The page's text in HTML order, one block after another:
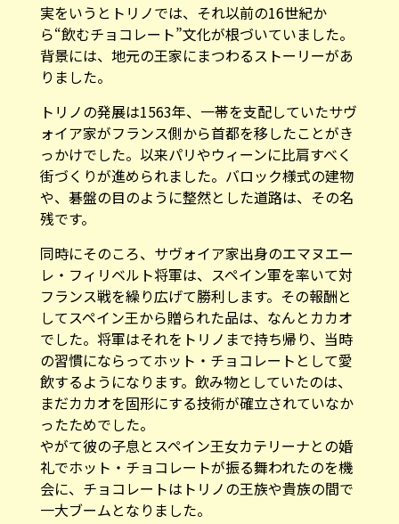
実をいうとトリノでは、それ以前の16世紀か
ら“飲むチョコレート”文化が根づいていました。
背景には、地元の王家にまつわるストーリーがあ
りました。
トリノの発展は1563年、一帯を支配していたサヴ
ォイア家がフランス側から首都を移したことがき
っかけでした。以来パリやウィーンに比肩すべく
街づくりが進められました。バロック様式の建物
や、碁盤の目のように整然とした道路は、その名
残です。
同時にそのころ、サヴォイア家出身のエマヌエー
レ・フィリベルト将軍は、スペイン軍を率いて対
フランス戦を繰り広げて勝利します。その報酬と
してスペイン王から贈られた品は、なんとカカオ
でした。将軍はそれをトリノまで持ち帰り、当時
の習慣にならってホット・チョコレートとして愛
飲するようになります。飲み物としていたのは、
まだカカオを固形にする技術が確立されていなか
ったためでした。
やがて彼の子息とスペイン王女カテリーナとの婚
礼でホット・チョコレートが振る舞われたのを機
会に、チョコレートはトリノの王族や貴族の間で
一大ブームとなりました。